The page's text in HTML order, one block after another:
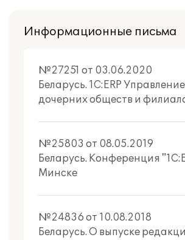
Информационные письма
№27251 от 03.06.2020
Беларусь. 1С:ERP
дочерних обществ и
№25803 от 08.05.2019
Беларусь. Конференция
Минске
№24836 от 10.08.2018
Беларусь. О выпуске